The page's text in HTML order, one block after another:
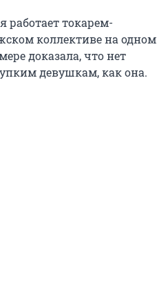
работает токарем-
коллективе на одном
доказала, что нет
девушкам, как она.